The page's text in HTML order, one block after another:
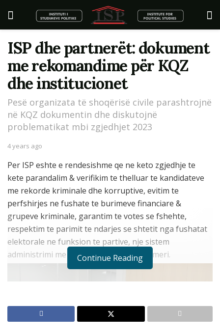
ISP dhe partnerët: dokument
me rekomandime për KQZ
dhe institucionet
Pesë organizata të shoqërisë civile parashtrojnë
në KQZ dokumentin dhe diskutojnë
problematikat mbi zgjedhjet 2023
4 years ago
Per ISP eshte e rendesishme qe ne keto zgjedhje te
kete parandalim & verifikim te thelluar te kandidateve
me rekorde kriminale dhe korruptive, evitim te
perfshirjes ne fushate te burimeve financiare &
grupeve kriminale, garantim te votes se fshehte,
respektim te parimit te ndarjes se shtetit nga fushatat
elektorale ne funksion te partive, nje sistem
administrimi me integritet dhe besueshmeri.
Continue Reading